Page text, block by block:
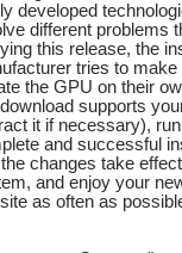
developed
different problems
this release, the
tries to
the GPU on their
supports
it if necessary),
and successful
changes take
and enjoy your
as often as